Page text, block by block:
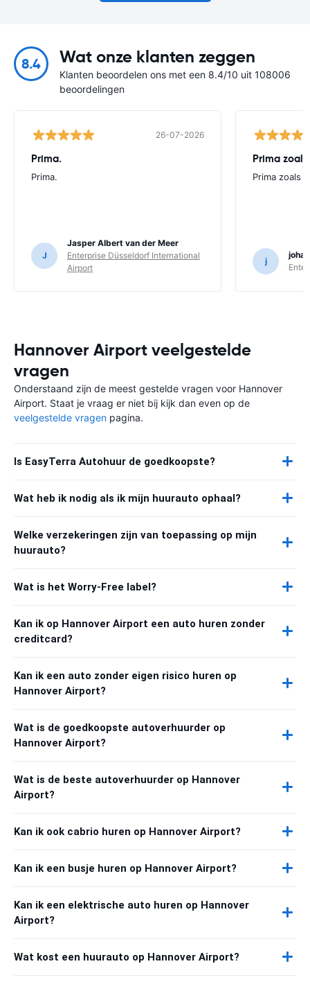
8.4 Wat onze klanten zeggen
Klanten beoordelen ons met een 8.4/10 uit 108006
beoordelingen
26-07-2026
Prima.
Prima.
J
Jasper Albert van der Meer
Enterprise Düsseldorf International
Airport
Prima
Prima zoals
j
Hannover Airport veelgestelde
vragen
Onderstaand zijn de meest gestelde vragen voor Hannover
Airport. Staat je vraag er niet bij kijk dan even op de
veelgestelde vragen pagina.
Is EasyTerra Autohuur de goedkoopste?
Wat heb ik nodig als ik mijn huurauto ophaal?
Welke verzekeringen zijn van toepassing op mijn
huurauto?
Wat is het Worry-Free label?
Kan ik op Hannover Airport een auto huren zonder
creditcard?
Kan ik een auto zonder eigen risico huren op
Hannover Airport?
Wat is de goedkoopste autoverhuurder op
Hannover Airport?
Wat is de beste autoverhuurder op Hannover
Airport?
Kan ik ook cabrio huren op Hannover Airport?
Kan ik een busje huren op Hannover Airport?
Kan ik een elektrische auto huren op Hannover
Airport?
Wat kost een huurauto op Hannover Airport?